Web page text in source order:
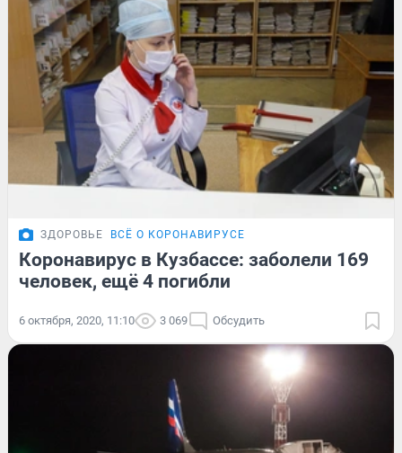
ЗДОРОВЬЕ ВСЁ О КОРОНАВИРУСЕ
Коронавирус в Кузбассе: заболели 169
человек, ещё 4 погибли
6 октября, 2020, 11:10 3 069 Обсудить